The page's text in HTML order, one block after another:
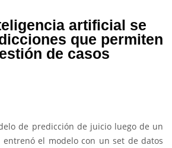
artificial se
que permiten
de casos
de predicción de juicio luego de un
entrenó el modelo con un set de datos